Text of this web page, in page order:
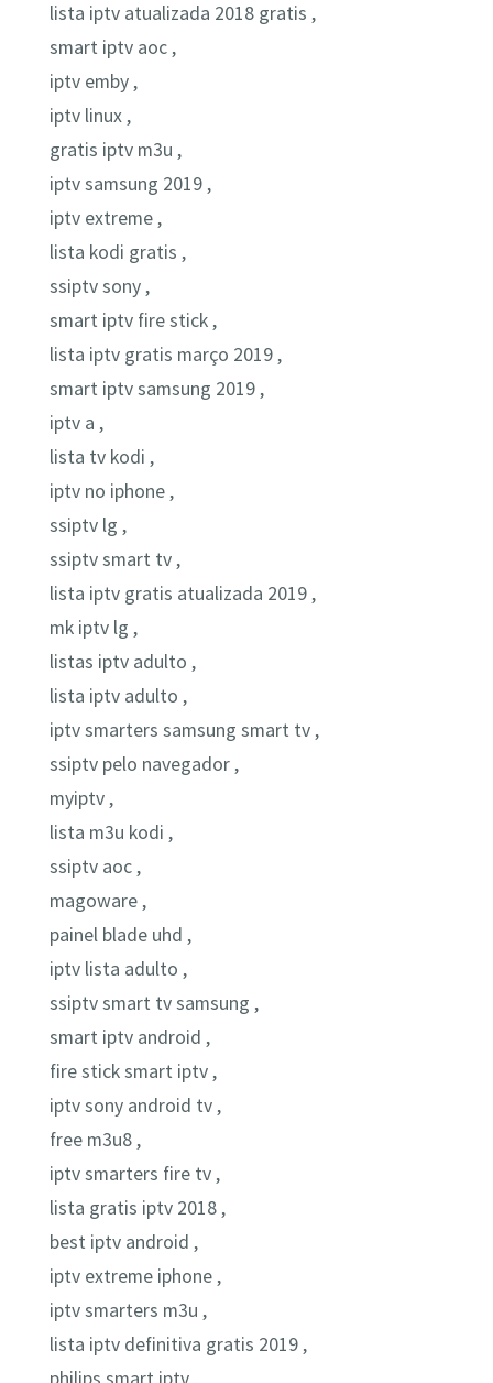
lista iptv atualizada 2018 gratis ,
smart iptv aoc ,
iptv emby ,
iptv linux ,
gratis iptv m3u ,
iptv samsung 2019 ,
iptv extreme ,
lista kodi gratis ,
ssiptv sony ,
smart iptv fire stick ,
lista iptv gratis março 2019 ,
smart iptv samsung 2019 ,
iptv a ,
lista tv kodi ,
iptv no iphone ,
ssiptv lg ,
ssiptv smart tv ,
lista iptv gratis atualizada 2019 ,
mk iptv lg ,
listas iptv adulto ,
lista iptv adulto ,
iptv smarters samsung smart tv ,
ssiptv pelo navegador ,
myiptv ,
lista m3u kodi ,
ssiptv aoc ,
magoware ,
painel blade uhd ,
iptv lista adulto ,
ssiptv smart tv samsung ,
smart iptv android ,
fire stick smart iptv ,
iptv sony android tv ,
free m3u8 ,
iptv smarters fire tv ,
lista gratis iptv 2018 ,
best iptv android ,
iptv extreme iphone ,
iptv smarters m3u ,
lista iptv definitiva gratis 2019 ,